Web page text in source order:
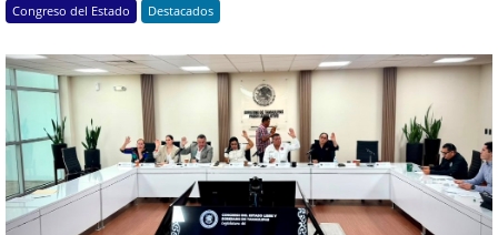
Congreso del Estado Destacados